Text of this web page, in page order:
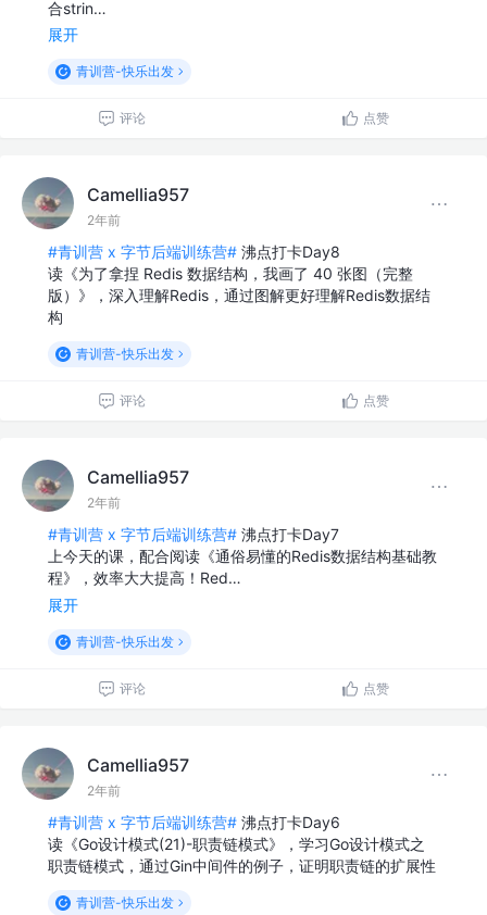
合strin…
展开
青训营-快乐出发
评论 点赞
Camellia957
2年前
#青训营 x 字节后端训练营# 沸点打卡Day8
读《为了拿捏 Redis 数据结构，我画了 40 张图（完整
版）》，深入理解Redis，通过图解更好理解Redis数据结
构
青训营-快乐出发
评论 点赞
Camellia957
2年前
#青训营 x 字节后端训练营# 沸点打卡Day7
上今天的课，配合阅读《通俗易懂的Redis数据结构基础教
程》，效率大大提高！Red…
展开
青训营-快乐出发
评论 点赞
Camellia957
2年前
#青训营 x 字节后端训练营# 沸点打卡Day6
读《Go设计模式(21)-职责链模式》，学习Go设计模式之
职责链模式，通过Gin中间件的例子，证明职责链的扩展性
青训营-快乐出发